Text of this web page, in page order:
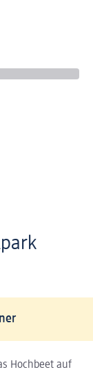
Hochbeet auf